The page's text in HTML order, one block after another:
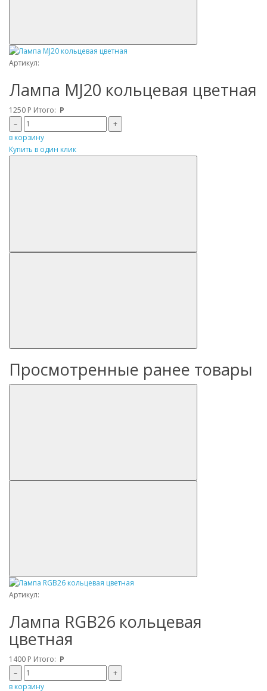
Артикул:
Лампа MJ20 кольцевая цветная
1250 Р Итого: Р
–
+
в корзину
Купить в один клик
Просмотренные ранее товары
Артикул:
Лампа RGB26 кольцевая
цветная
1400 Р Итого: Р
–
+
в корзину